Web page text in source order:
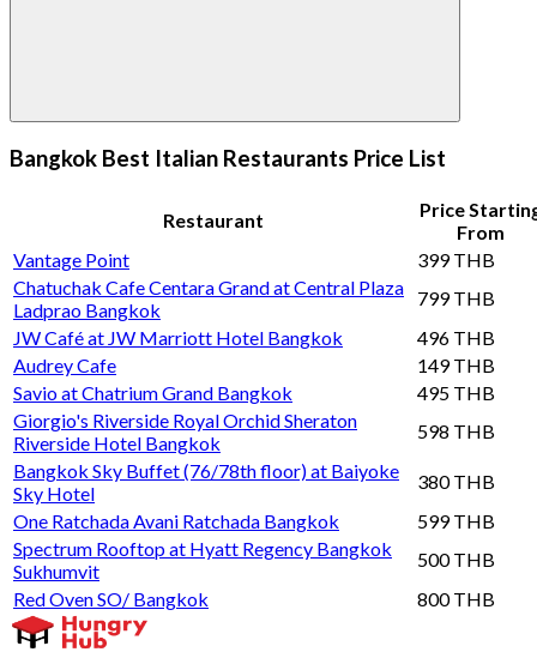
Bangkok Best Italian Restaurants Price List
Restaurant
Price
From
Vantage Point
399 THB
Chatuchak Cafe Centara Grand at Central Plaza
Ladprao Bangkok
799 THB
JW Café at JW Marriott Hotel Bangkok
496 THB
Audrey Cafe
149 THB
Savio at Chatrium Grand Bangkok
495 THB
Giorgio's Riverside Royal Orchid Sheraton
Riverside Hotel Bangkok
598 THB
Bangkok Sky Buffet (76/78th floor) at Baiyoke
Sky Hotel
380 THB
One Ratchada Avani Ratchada Bangkok
599 THB
Spectrum Rooftop at Hyatt Regency Bangkok
Sukhumvit
500 THB
Red Oven SO/ Bangkok
800 THB